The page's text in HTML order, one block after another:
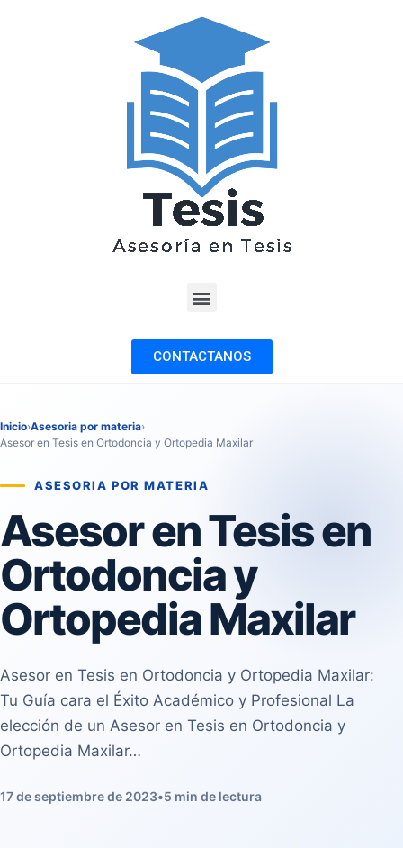
CONTACTANOS
Inicio›Asesoria por materia›
Asesor en Tesis en Ortodoncia y Ortopedia Maxilar
ASESORIA POR MATERIA
Asesor en Tesis en
Ortodoncia y
Ortopedia Maxilar
Asesor en Tesis en Ortodoncia y Ortopedia Maxilar:
Tu Guía cara el Éxito Académico y Profesional La
elección de un Asesor en Tesis en Ortodoncia y
Ortopedia Maxilar…
17 de septiembre de 2023•5 min de lectura